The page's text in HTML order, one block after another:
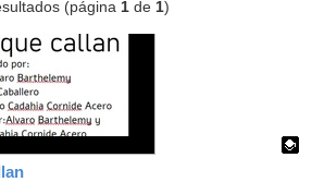
(página1 de1)